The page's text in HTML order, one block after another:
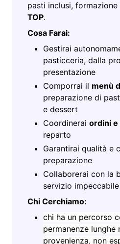
pasti inclusi,
TOP.
Cosa Farai:
Gestirai
pasticceria, dalla
presentazione
Comporrai il menù
preparazione di
e dessert
Coordinerai ordini
reparto
Garantirai qualità e
preparazione
Collaborerai con la
servizio impeccabile
Chi Cerchiamo:
chi ha un percorso
permanenze lunghe
provenienza, non